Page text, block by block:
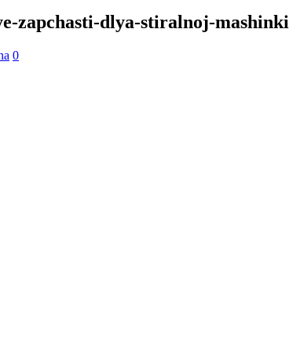
zapchasti-dlya-stiralnoj-mashinki
0